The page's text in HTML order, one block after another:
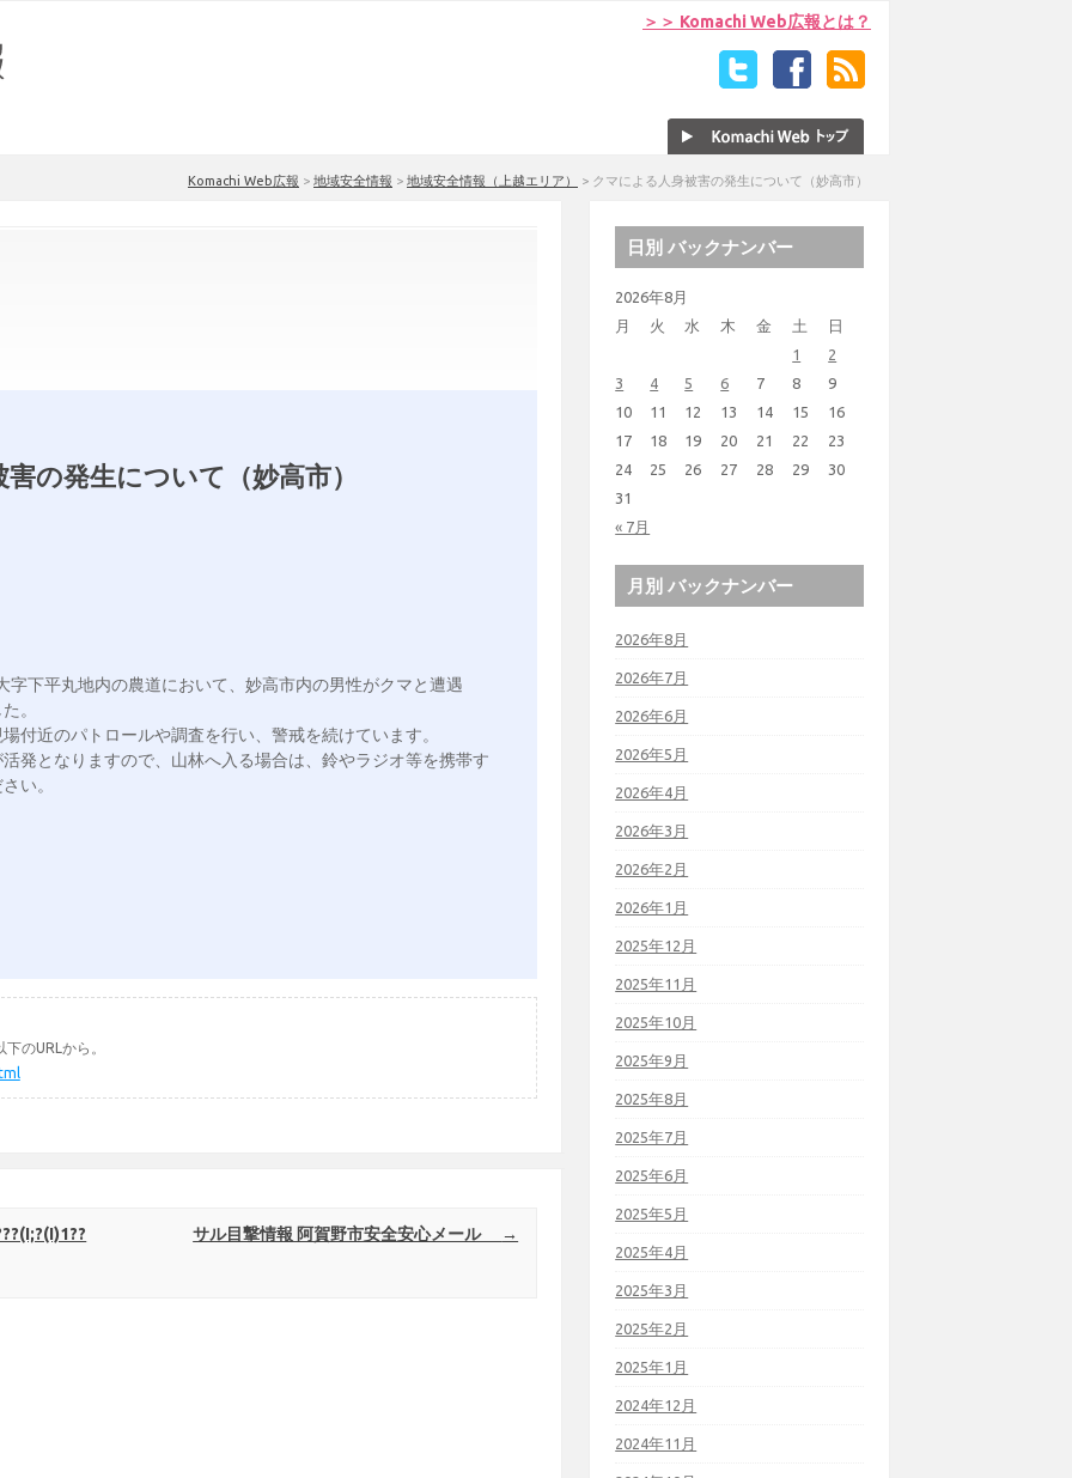
＞＞ Komachi Web広報とは？
Komachi Web広報 > 地域安全情報 > 地域安全情報（上越エリア） > クマによる人身被害の発生について（妙高市）
の発生について（妙高市）
字下平丸地内の農道において、妙高市内の男性がクマと遭遇
。
付近のパトロールや調査を行い、警戒を続けています。
発となりますので、山林へ入る場合は、鈴やラジオ等を携帯す
い。
のURLから。
サル目撃情報 阿賀野市安全安心メール →
日別 バックナンバー
2026年8月
月
火 水 木 金 土 日
« 7月
1
2
3
4 5 6 7 8
9
10
11 12 13 14 15
16
17
18 19 20 21 22
23
24
25 26 27 28 29
30
31
月別 バックナンバー
2026年8月
2026年7月
2026年6月
2026年5月
2026年4月
2026年3月
2026年2月
2026年1月
2025年12月
2025年11月
2025年10月
2025年9月
2025年8月
2025年7月
2025年6月
2025年5月
2025年4月
2025年3月
2025年2月
2025年1月
2024年12月
2024年11月